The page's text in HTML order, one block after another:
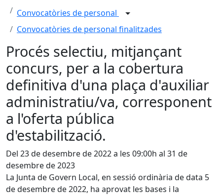
Convocatòries de personal
Convocatòries de personal finalitzades
Procés selectiu, mitjançant
concurs, per a la cobertura
definitiva d'una plaça d'auxiliar
administratiu/va, corresponent
a l'oferta pública
d'estabilització.
Del 23 de desembre de 2022 a les 09:00h al 31 de
desembre de 2023
La Junta de Govern Local, en sessió ordinària de data 5
de desembre de 2022, ha aprovat les bases i la